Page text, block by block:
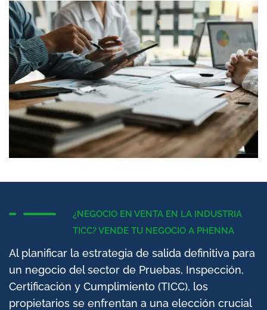
¿NEGOCIO EN VENTA EN LA INDUSTRIA
TICC? VENDE TU NEGOCIO A PHENNA
Al planificar la estrategia de salida definitiva para
un negocio del sector de Pruebas, Inspección,
Certificación y Cumplimiento (TICC), los
propietarios se enfrentan a una elección crucial